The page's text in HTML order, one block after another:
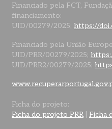
Financiado pela FCT,
financiamento:
UID/00279/2025; https://
Financiado pela União
UID/PRR/00279/2025;
UID/PRR2/00279/2025;
Ficha do projeto:
Ficha do projeto PRR
Ficha